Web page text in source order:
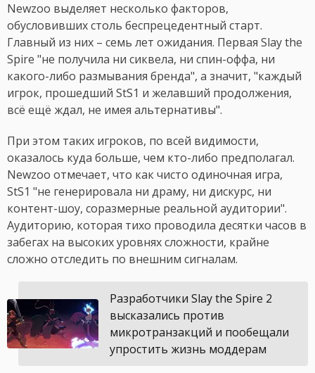
Newzoo выделяет несколько факторов,
обусловивших столь беспрецедентный старт.
Главный из них – семь лет ожидания. Первая Slay the
Spire "не получила ни сиквела, ни спин-оффа, ни
какого-либо размывания бренда", а значит, "каждый
игрок, прошедший StS1 и желавший продолжения,
всё ещё ждал, не имея альтернативы".
При этом таких игроков, по всей видимости,
оказалось куда больше, чем кто-либо предполагал.
Newzoo отмечает, что как чисто одиночная игра,
StS1 "не генерировала ни драму, ни дискурс, ни
контент-шоу, соразмерные реальной аудитории".
Аудиторию, которая тихо проводила десятки часов в
забегах на высоких уровнях сложности, крайне
сложно отследить по внешним сигналам.
Разработчики Slay the Spire 2
высказались против
микротранзакций и пообещали
упростить жизнь моддерам